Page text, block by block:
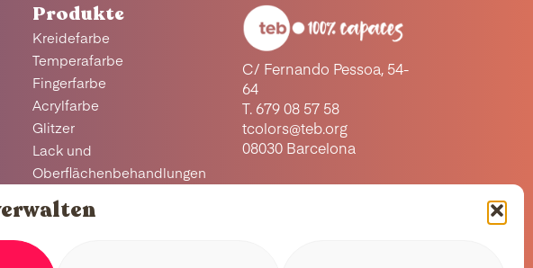
Produkte
Kreidefarbe
Temperafarbe
Fingerfarbe
Acrylfarbe
Glitzer
Lack und
Oberflächenbehandlungen
Supertack
Textilfarbe
Sensorische Paste
Sgraffito
C/ Fernando Pessoa, 54-
64
T. 679 08 57 58
tcolors@teb.org
08030 Barcelona